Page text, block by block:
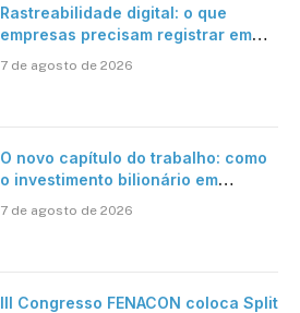
Rastreabilidade digital: o que
empresas precisam registrar em
7 de agosto de 2026
O novo capítulo do trabalho: como
o investimento bilionário em
verdadeira era da inteligência
7 de agosto de 2026
III Congresso FENACON coloca Split